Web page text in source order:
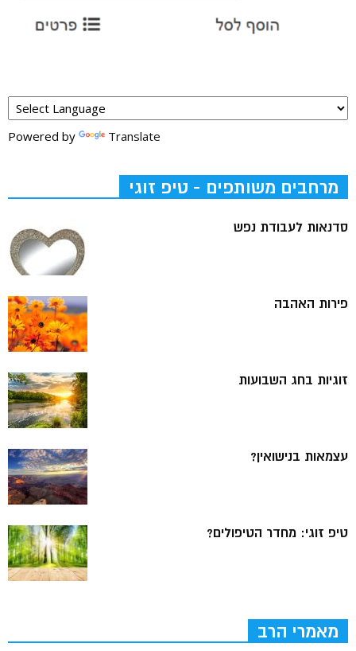
Powered by Translate
מרחבים משותפים - טיפ זוגי
סדנאות לעבודת נפש
פירות האהבה
זוגיות בחג השבועות
עצמאות בנישואין?
טיפ זוגי: מחדר הטיפולים?
מאמרי הרב